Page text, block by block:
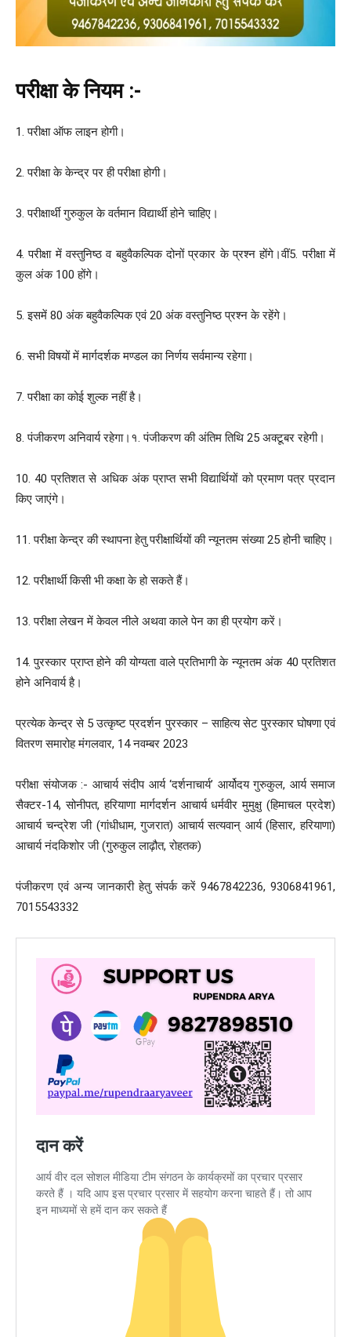
परीक्षा के नियम :-
1. परीक्षा ऑफ लाइन होगी।
2. परीक्षा के केन्द्र पर ही परीक्षा होगी।
3. परीक्षार्थी गुरुकुल के वर्तमान विद्यार्थी होने चाहिए।
4. परीक्षा में वस्तुनिष्ठ व बहुवैकल्पिक दोनों प्रकार के प्रश्न होंगे।वीं5. परीक्षा में
कुल अंक 100 होंगे।
5. इसमें 80 अंक बहुवैकल्पिक एवं 20 अंक वस्तुनिष्ठ प्रश्न के रहेंगे।
6. सभी विषयों में मार्गदर्शक मण्डल का निर्णय सर्वमान्य रहेगा।
7. परीक्षा का कोई शुल्क नहीं है।
8. पंजीकरण अनिवार्य रहेगा।१. पंजीकरण की अंतिम तिथि 25 अक्टूबर रहेगी।
10. 40 प्रतिशत से अधिक अंक प्राप्त सभी विद्यार्थियों को प्रमाण पत्र प्रदान
किए जाएंगे।
11. परीक्षा केन्द्र की स्थापना हेतु परीक्षार्थियों की न्यूनतम संख्या 25 होनी चाहिए।
12. परीक्षार्थी किसी भी कक्षा के हो सकते हैं।
13. परीक्षा लेखन में केवल नीले अथवा काले पेन का ही प्रयोग करें।
14. पुरस्कार प्राप्त होने की योग्यता वाले प्रतिभागी के न्यूनतम अंक 40 प्रतिशत
होने अनिवार्य है।
प्रत्येक केन्द्र से 5 उत्कृष्ट प्रदर्शन पुरस्कार – साहित्य सेट पुरस्कार घोषणा एवं
वितरण समारोह मंगलवार, 14 नवम्बर 2023
परीक्षा संयोजक :- आचार्य संदीप आर्य ‘दर्शनाचार्य’ आर्योदय गुरुकुल, आर्य समाज
सैक्टर-14, सोनीपत, हरियाणा मार्गदर्शन आचार्य धर्मवीर मुमुक्षु (हिमाचल प्रदेश)
आचार्य चन्द्रेश जी (गांधीधाम, गुजरात) आचार्य सत्यवान् आर्य (हिसार, हरियाणा)
आचार्य नंदकिशोर जी (गुरुकुल लाढ़ौत, रोहतक)
पंजीकरण एवं अन्य जानकारी हेतु संपर्क करें 9467842236, 9306841961,
7015543332